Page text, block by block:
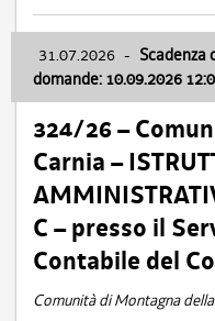
31.07.2026 - Scadenza
domande: 10.09.2026
324/26 –
Carnia –
C – presso il
Contabile del
Comunità di Montagna